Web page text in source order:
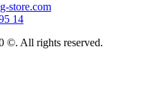
store.com
14
©. All rights reserved.